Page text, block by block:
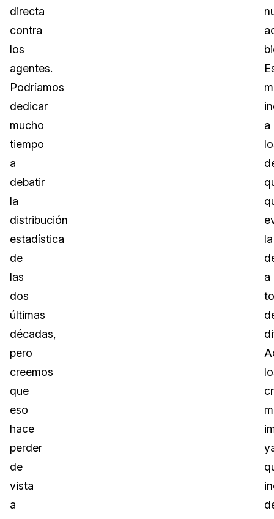
directa
contra
los
agentes.
Podríamos
dedicar
mucho
tiempo
a
debatir
la
distribución
estadística
de
las
dos
últimas
décadas,
pero
creemos
que
eso
hace
perder
de
vista
a
a
la
a